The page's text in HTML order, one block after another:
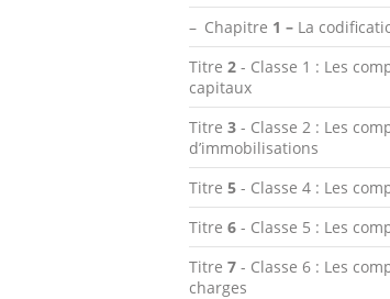
Chapitre 1 – La
Titre 2 - Classe 1 : Les
capitaux
Titre 3 - Classe 2 : Les
d’immobilisations
Titre 5 - Classe 4 : Les
Titre 6 - Classe 5 : Les
Titre 7 - Classe 6 : Les
charges